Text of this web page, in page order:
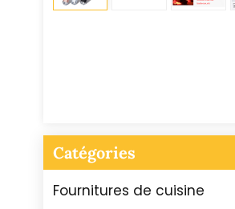
Catégories
Fournitures de cuisine